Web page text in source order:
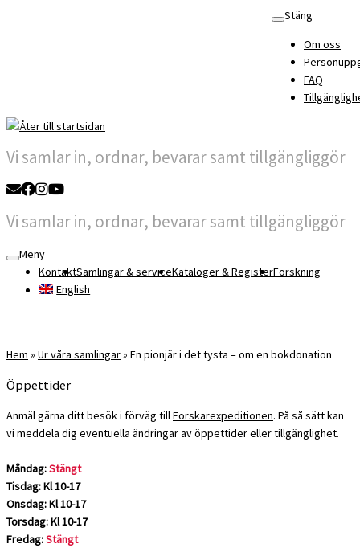
Stäng
Om oss
FAQ
Vi samlar in, ordnar, bevarar samt tillgängliggör
Vi samlar in, ordnar, bevarar samt tillgängliggör
Meny
KontaktSamlingar & serviceKataloger & RegisterForskning
English
Hem » Ur våra samlingar» En pionjär i det tysta – om en bokdonation
Öppettider
Anmäl gärna ditt besök i förväg tillForskarexpeditionen. På så sätt kan
vi meddela dig eventuella ändringar av öppettider eller tillgänglighet.
Måndag:Stängt
Tisdag: Kl 10-17
Onsdag: Kl 10-17
Torsdag: Kl 10-17
Fredag:Stängt